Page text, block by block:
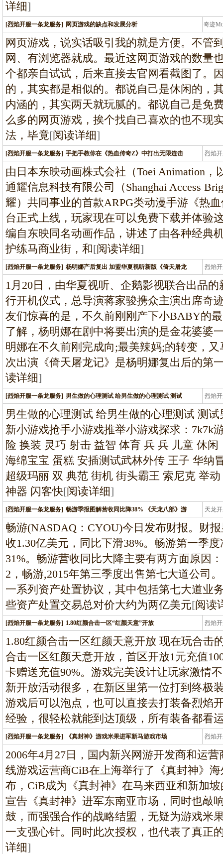
详细]
[烈焰开服一条龙服务] 网页游戏的缺点和发展分析 奇迹
条
网页游戏，说实话吸引我的就是方便。不管
网、有浏览器就成。最近这网页游戏的数量
个都亲自试试，后来直接去官网看截图了。
的，其实都是相似的。都说自己是休闲的，
内涵的，其实两天就玩腻的。都说自己是免
么多的网页游戏，挨个找自己喜欢的也不现
法，毕竟[阅读详细]
[烈焰开服一条龙服务] 手把手教你在《热血传奇Z》中打出无限连击 烈焰
龙
由日本东映动画株式会社（Toei Animation
通耀信息科技有限公司（Shanghai Access
耀）共同事业的首款ARPG类动漫手游《热
台正式上线，玩家现在可以免费下载并体验
编自东映同名动画作品，讲述了由各种经典
护练马商业街，和[阅读详细]
[烈焰开服一条龙服务] 杨明娜产后复出 加盟华夏视听新版《倚天屠龙 烈焰
龙
1月20日，由华夏视听、企鹅影视联合出品
行开机仪式，总导演蒋家骏携众主演出席奇
友们惊喜的是，不久前刚刚产下小BABY的
了解，杨明娜在剧中将要出演的是金花婆婆
明娜在不久前刚完成向;最美辣妈;的转变，
次出演《倚天屠龙记》是杨明娜复出后的第
读详细]
[烈焰开服一条龙服务] 男生做的心理测试 给男生做的心理测试 测试 烈焰
龙
男生做的心理测试 给男生做的心理测试 测
新小游戏抢手小游戏推举小游戏探求：7k7k
险 换装 灵巧 射击 益智 体育 兵 兵 儿童 休
海绵宝宝 蛋糕 安插测试武林外传 王子 华纳
超级玛丽 双 典范 街机 街头霸王 索尼克 举
神器 闪客快[阅读详细]
[烈焰开服一条龙服务] 畅游季报图解营收同比降38% 《天龙八部》游 天龙
龙
畅游(NASDAQ：CYOU)今日发布财报。财
收1.30亿美元，同比下滑38%。畅游第一季
31%。畅游营收同比大降主要有两方面原因
2，畅游,2015年第三季度出售第七大道公司
一系列资产处置协议，其中包括第七大道业
些资产处置交易总对价大约为两亿美元[阅读
[烈焰开服一条龙服务] 1.80红颜合击一区“红颜天意”开放 烈焰
龙
1.80红颜合击一区红颜天意开放 现在玩合击
合击一区红颜天意开放，首区开放1元充值
卡赠送充值90%。游戏完美设计让玩家激情
新开放活动很多，在新区里第一位打到终极
游戏后可以泡点，也可以直接去打装备烈焰
经验，很轻松就能到达顶级，所有装备都看
[烈焰开服一条龙服务] 《真封神》游戏米果进军新马游戏市场 烈焰
龙
2006年4月27日，国内新兴网游开发商和运
线游戏运营商CiB在上海举行了《真封神》
布，CiB成为《真封神》在马来西亚和新加
宣告《真封神》进军东南亚市场，同时也敲
鼓，而强强合作的战略结盟，无疑为游戏米
一支强心针。同时此次授权，也代表了真正
详细]